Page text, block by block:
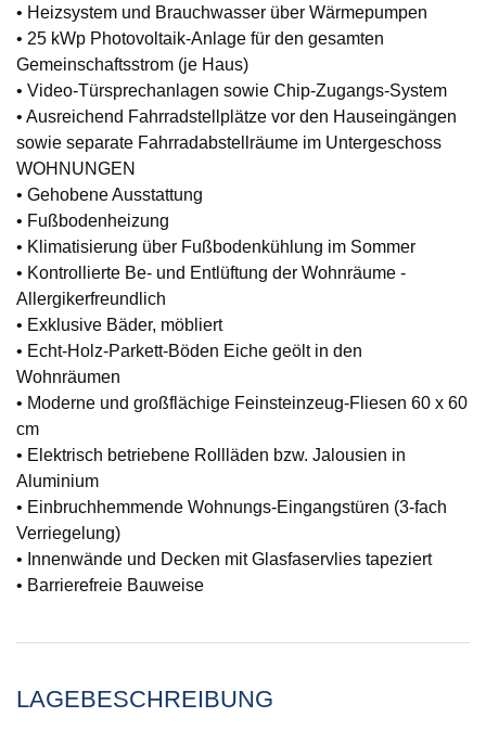
• Heizsystem und Brauchwasser über Wärmepumpen
• 25 kWp Photovoltaik-Anlage für den gesamten
Gemeinschaftsstrom (je Haus)
• Video-Türsprechanlagen sowie Chip-Zugangs-System
• Ausreichend Fahrradstellplätze vor den Hauseingängen
sowie separate Fahrradabstellräume im Untergeschoss
WOHNUNGEN
• Gehobene Ausstattung
• Fußbodenheizung
• Klimatisierung über Fußbodenkühlung im Sommer
• Kontrollierte Be- und Entlüftung der Wohnräume -
Allergikerfreundlich
• Exklusive Bäder, möbliert
• Echt-Holz-Parkett-Böden Eiche geölt in den
Wohnräumen
• Moderne und großflächige Feinsteinzeug-Fliesen 60 x 60
cm
• Elektrisch betriebene Rollläden bzw. Jalousien in
Aluminium
• Einbruchhemmende Wohnungs-Eingangstüren (3-fach
Verriegelung)
• Innenwände und Decken mit Glasfaservlies tapeziert
• Barrierefreie Bauweise
LAGEBESCHREIBUNG